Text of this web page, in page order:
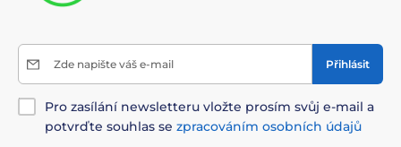
Zde napište váš e-mail Přihlásit
Pro zasílání newsletteru vložte prosím svůj e-mail a
potvrďte souhlas se zpracováním osobních údajů